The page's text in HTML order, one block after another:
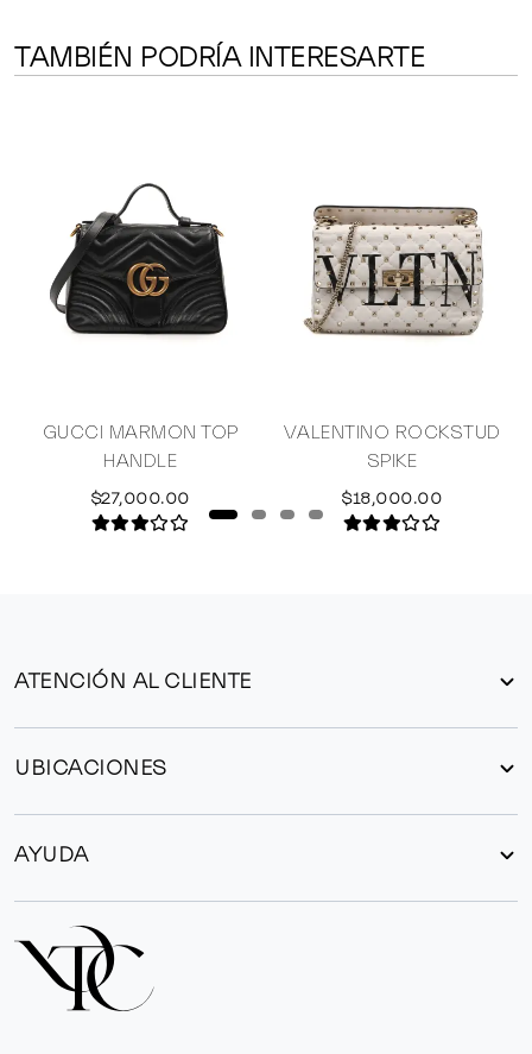
TAMBIÉN PODRÍA INTERESARTE
GUCCI MARMON TOP
HANDLE
$27,000.00
VALENTINO ROCKSTUD
SPIKE
$18,000.00
ATENCIÓN AL CLIENTE
UBICACIONES
AYUDA